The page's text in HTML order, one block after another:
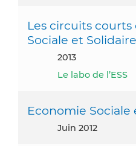
Les circuits courts
Sociale et Solidaire
2013
Le labo de l’ESS
Economie Sociale
juin 2012